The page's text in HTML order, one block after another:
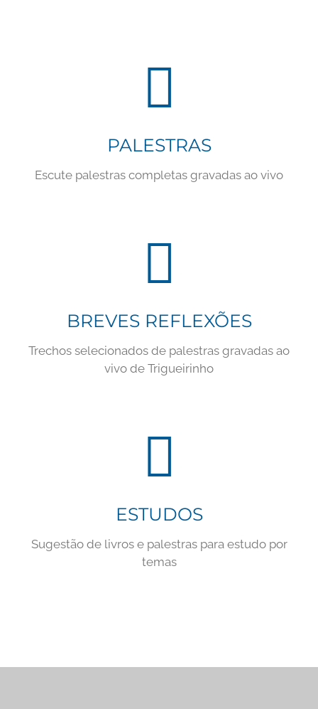
PALESTRAS
Escute palestras completas gravadas ao vivo
BREVES REFLEXÕES
Trechos selecionados de palestras gravadas ao
vivo de Trigueirinho
ESTUDOS
Sugestão de livros e palestras para estudo por
temas